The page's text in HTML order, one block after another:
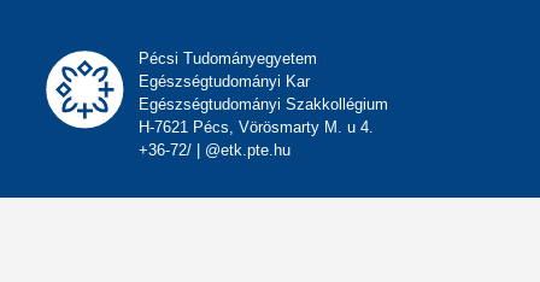
Pécsi Tudományegyetem
Egészségtudományi Kar
Egészségtudományi Szakkollégium
H-7621 Pécs, Vörösmarty M. u 4.
+36-72/ | @etk.pte.hu